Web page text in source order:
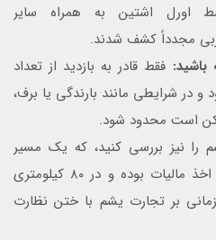
اورل اشتین به همراه سایر
مجدداً کشف شدند.
باشید: فقط قادر به بازدید از تعداد
و در شرایطی مانند بارندگی یا برف،
است محدود شود.
را نیز بررسی کنید، که یک مسیر
حیاتی در جاده ابریشم و نقطه اخذ مالیات بوده و در ۸۰ کیلومتری
بر تجارت یشم با ختن نظارت